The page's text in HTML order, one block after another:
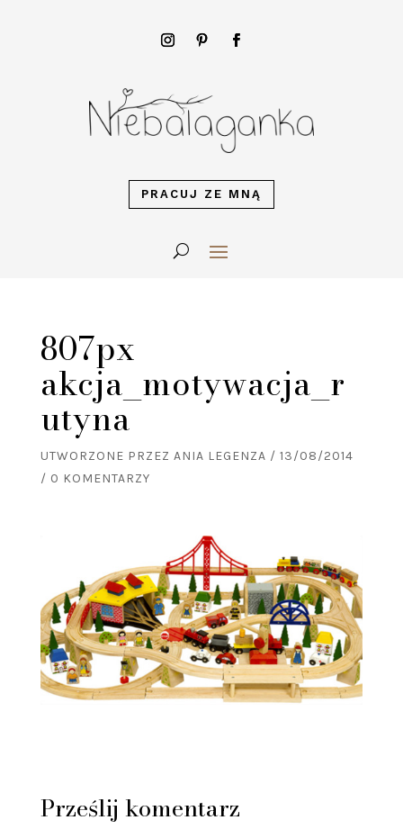
PRACUJ ZE MNĄ
807px
akcja_motywacja_r
utyna
UTWORZONE PRZEZ ANIA LEGENZA / 13/08/2014
/ 0 KOMENTARZY
Prześlij komentarz